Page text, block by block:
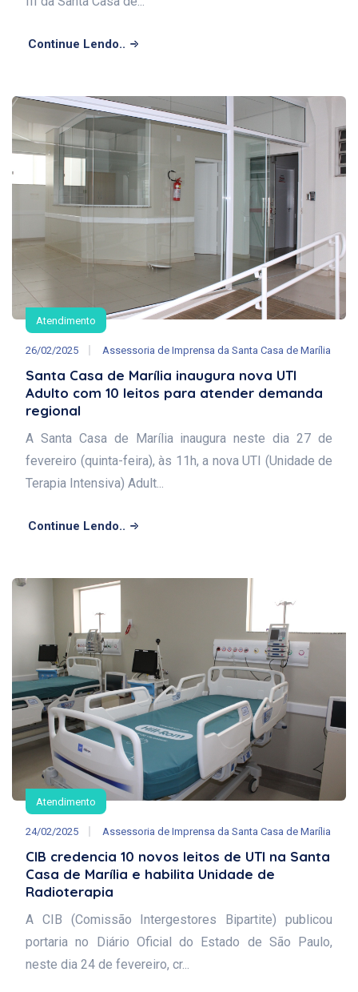
Continue Lendo..
Atendimento
26/02/2025 Assessoria de Imprensa da Santa Casa de Marília
Santa Casa de Marília inaugura nova UTI
Adulto com 10 leitos para atender demanda
regional
A Santa Casa de Marília inaugura neste dia 27 de
fevereiro (quinta-feira), às 11h, a nova UTI (Unidade de
Terapia Intensiva) Adult...
Continue Lendo..
Atendimento
24/02/2025 Assessoria de Imprensa da Santa Casa de Marília
CIB credencia 10 novos leitos de UTI na Santa
Casa de Marília e habilita Unidade de
Radioterapia
A CIB (Comissão Intergestores Bipartite) publicou
portaria no Diário Oficial do Estado de São Paulo,
neste dia 24 de fevereiro, cr...